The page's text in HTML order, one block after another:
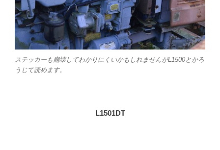
ステッカーも崩壊してわかりにくいかもしれませんがL1500とかろ
うじて読めます。
L1501DT